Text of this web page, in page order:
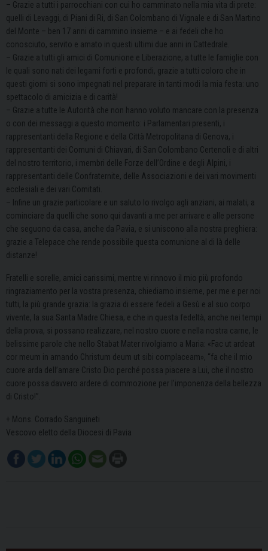
– Grazie a tutti i parrocchiani con cui ho camminato nella mia vita di prete:
quelli di Levaggi, di Piani di Ri, di San Colombano di Vignale e di San Martino
del Monte – ben 17 anni di cammino insieme – e ai fedeli che ho
conosciuto, servito e amato in questi ultimi due anni in Cattedrale.
– Grazie a tutti gli amici di Comunione e Liberazione, a tutte le famiglie con
le quali sono nati dei legami forti e profondi, grazie a tutti coloro che in
questi giorni si sono impegnati nel preparare in tanti modi la mia festa: uno
spettacolo di amicizia e di carità!
– Grazie a tutte le Autorità che non hanno voluto mancare con la presenza
o con dei messaggi a questo momento: i Parlamentari presenti, i
rappresentanti della Regione e della Città Metropolitana di Genova, i
rappresentanti dei Comuni di Chiavari, di San Colombano Certenoli e di altri
del nostro territorio, i membri delle Forze dell’Ordine e degli Alpini, i
rappresentanti delle Confraternite, delle Associazioni e dei vari movimenti
ecclesiali e dei vari Comitati.
– Infine un grazie particolare e un saluto lo rivolgo agli anziani, ai malati, a
cominciare da quelli che sono qui davanti a me per arrivare e alle persone
che seguono da casa, anche da Pavia, e si uniscono alla nostra preghiera:
grazie a Telepace che rende possibile questa comunione al di là delle
distanze!
Fratelli e sorelle, amici carissimi, mentre vi rinnovo il mio più profondo
ringraziamento per la vostra presenza, chiediamo insieme, per me e per noi
tutti, la più grande grazia: la grazia di essere fedeli a Gesù e al suo corpo
vivente, la sua Santa Madre Chiesa, e che in questa fedeltà, anche nei tempi
della prova, si possano realizzare, nel nostro cuore e nella nostra carne, le
belissime parole che nello Stabat Mater rivolgiamo a Maria: «Fac ut ardeat
cor meum in amando Christum deum ut sibi complaceam», “fa che il mio
cuore arda dell’amare Cristo Dio perché possa piacere a Lui, che il nostro
cuore possa davvero ardere di commozione per l’imponenza della bellezza
di Cristo!”.
+ Mons. Corrado Sanguineti
Vescovo eletto della Diocesi di Pavia